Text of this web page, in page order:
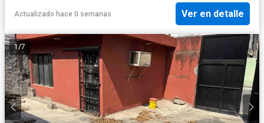
Actualizado hace 0 semanas Ver en detalle
1/7